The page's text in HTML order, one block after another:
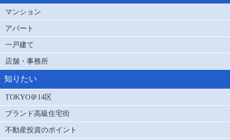
マンション
アパート
一戸建て
店舗・事務所
知りたい
TOKYO＠14区
ブランド高級住宅街
不動産投資のポイント